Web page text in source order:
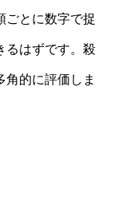
ごとに数字で捉
るはずです。殺
角的に評価しま